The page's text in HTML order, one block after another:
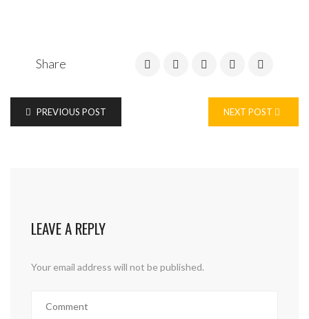
Share
PREVIOUS POST NEXT POST
LEAVE A REPLY
Your email address will not be published.